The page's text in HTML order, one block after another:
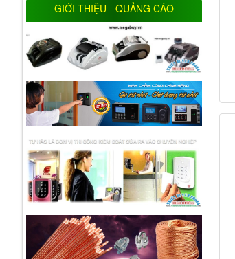
GIỚI THIỆU - QUẢNG CÁO